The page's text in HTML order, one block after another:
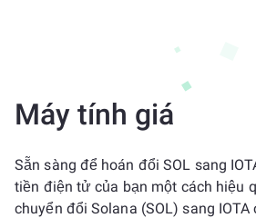
Máy tính giá
Sẵn sàng để hoán đổi SOL sang
tiền điện tử của bạn một cách hiệu
chuyển đổi Solana (SOL) sang IOTA